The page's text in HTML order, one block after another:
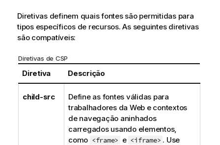
Diretivas definem quais fontes são permitidas para
tipos específicos de recursos. As seguintes diretivas
são compatíveis:
Diretivas de CSP
Diretiva Descrição
child-src
Define as fontes válidas para
trabalhadores da Web e contextos
de navegação aninhados
carregados usando elementos,
como <frame> e <iframe> . Use